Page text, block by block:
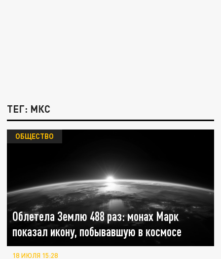
ТЕГ: МКС
Облетела Землю 488 раз: монах Марк
показал икону, побывавшую в космосе
ОБЩЕСТВО
18 ИЮЛЯ 15:28